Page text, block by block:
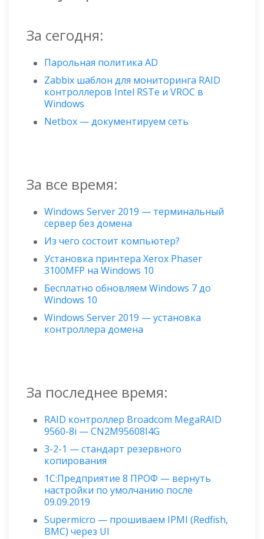
За сегодня:
Парольная политика AD
Zabbix шаблон для мониторинга RAID
контроллеров Intel RSTe и VROC в
Windows
Netbox — документируем сеть
За все время:
Windows Server 2019 — терминальный
сервер без домена
Из чего состоит компьютер?
Установка принтера Xerox Phaser
3100MFP на Windows 10
Бесплатно обновляем Windows 7 до
Windows 10
Windows Server 2019 — установка
контроллера домена
За последнее время:
RAID контроллер Broadcom MegaRAID
9560-8i — CN2M95608I4G
3-2-1 — стандарт резервного
копирования
1С:Предприятие 8 ПРОФ — вернуть
настройки по умолчанию после
09.09.2019
Supermicro — прошиваем IPMI (Redfish,
BMC) через UI